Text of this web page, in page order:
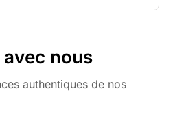
nous
authentiques de nos